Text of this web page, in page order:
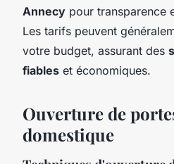
Annecy pour transparence
Les tarifs peuvent
votre budget, assurant des
fiables et économiques.
Ouverture de
domestique